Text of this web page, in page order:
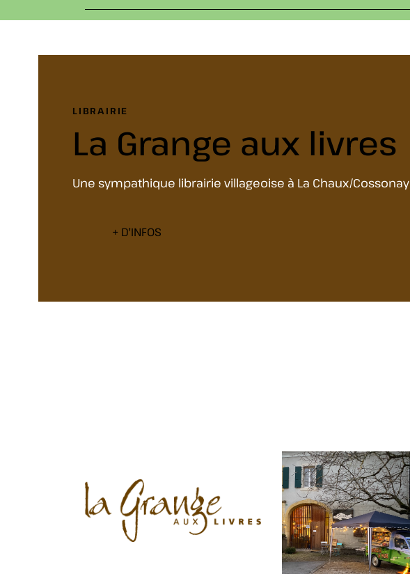
LIBRAIRIE
La Grange aux livres
Une sympathique librairie villageoise à La Chaux/Cossonay
+ D'INFOS